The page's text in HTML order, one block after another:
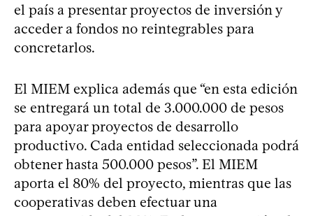
el país a presentar proyectos de inversión y
acceder a fondos no reintegrables para
concretarlos.
El MIEM explica además que “en esta edición
se entregará un total de 3.000.000 de pesos
para apoyar proyectos de desarrollo
productivo. Cada entidad seleccionada podrá
obtener hasta 500.000 pesos”. El MIEM
aporta el 80% del proyecto, mientras que las
cooperativas deben efectuar una